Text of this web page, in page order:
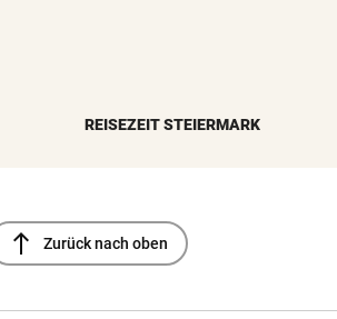
REISEZEIT STEIERMARK
north Zurück nach oben